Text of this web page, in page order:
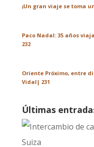
¡Un gran viaje se toma
Paco Nadal: 35 años
232
Oriente Próximo, entre
Vidal| 231
Últimas